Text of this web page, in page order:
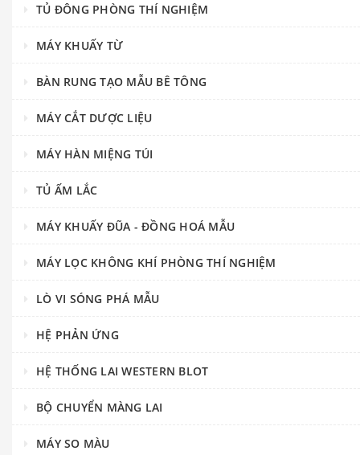
TỦ ĐÔNG PHÒNG THÍ NGHIỆM
MÁY KHUẤY TỪ
BÀN RUNG TẠO MẪU BÊ TÔNG
MÁY CẮT DƯỢC LIỆU
MÁY HÀN MIỆNG TÚI
TỦ ẤM LẮC
MÁY KHUẤY ĐŨA - ĐỒNG HOÁ MẪU
MÁY LỌC KHÔNG KHÍ PHÒNG THÍ NGHIỆM
LÒ VI SÓNG PHÁ MẪU
HỆ PHẢN ỨNG
HỆ THỐNG LAI WESTERN BLOT
BỘ CHUYỂN MÀNG LAI
MÁY SO MÀU